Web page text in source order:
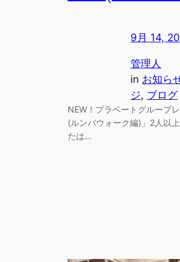
9月 14,
管理人
in お知ら
ジ, ブログ
NEW！プラベートグループ
(ルンバウォーク編)」2人以
たは…